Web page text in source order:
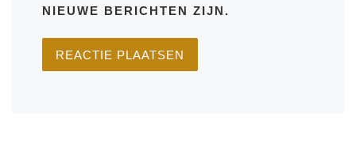
NIEUWE BERICHTEN ZIJN.